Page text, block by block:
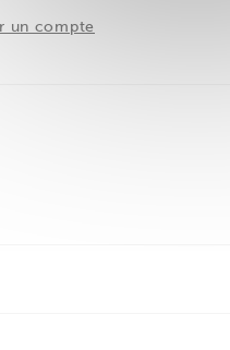
un compte